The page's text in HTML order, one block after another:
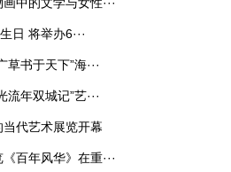
中的文学与女性···
日 将举办6···
书于天下”海···
年双城记”艺···
代艺术展览开幕
百年风华》在重···